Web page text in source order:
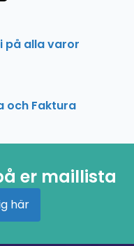
på alla varor
och Faktura
er maillista
här